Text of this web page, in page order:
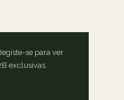
se para ver
exclusivas.